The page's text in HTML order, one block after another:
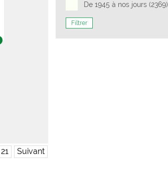
21 Suivant
De 1945 à nos jours (2369)
Filtrer